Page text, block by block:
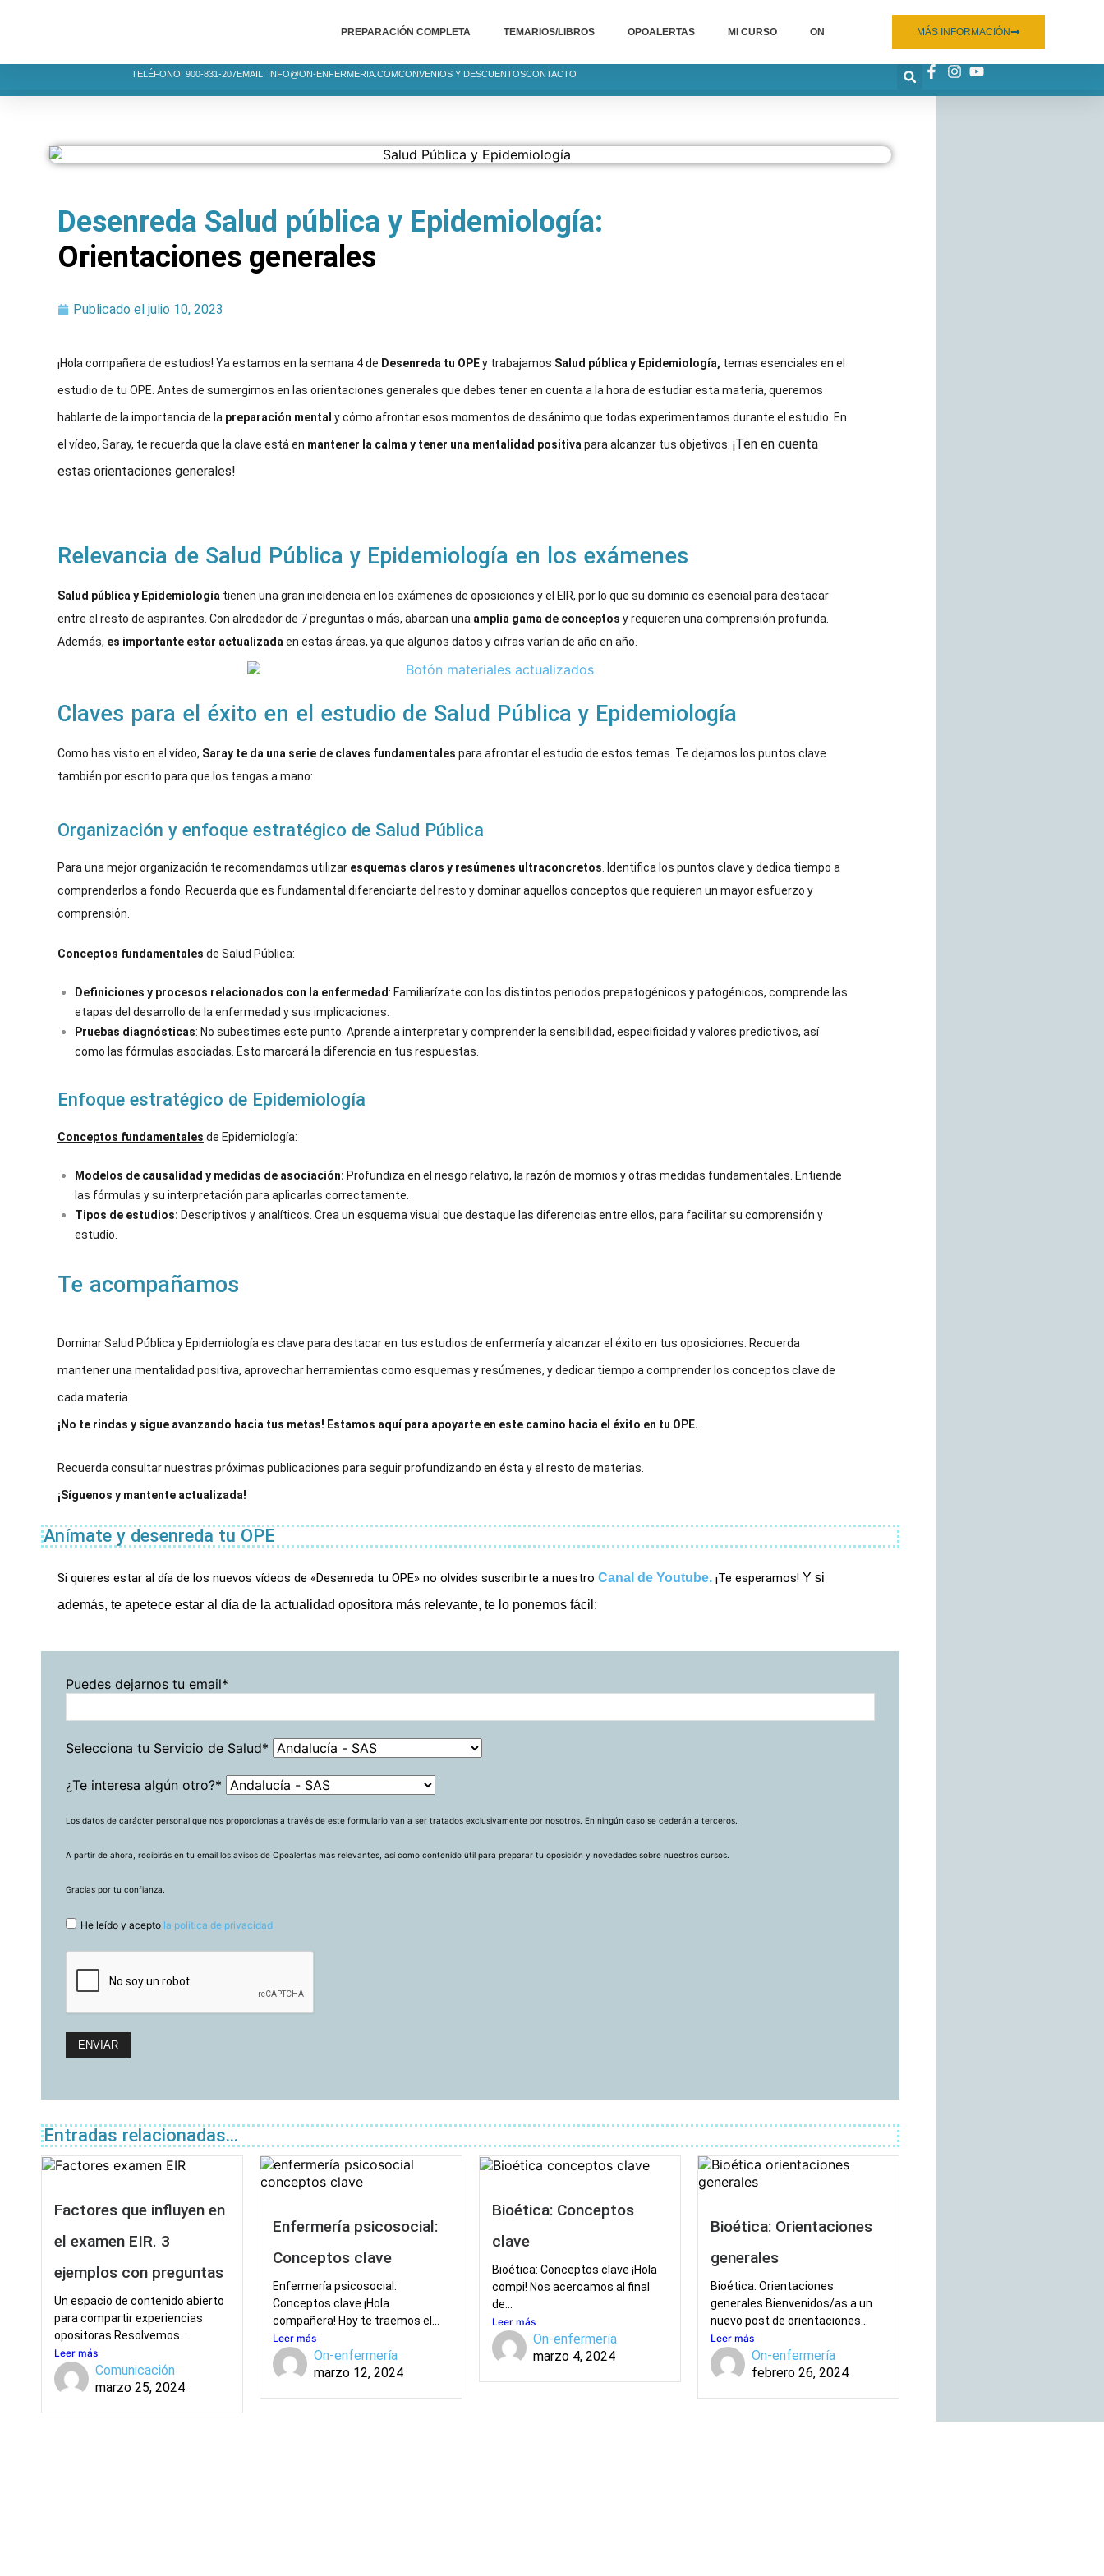
PREPARACIÓN COMPLETA TEMARIOS/LIBROS OPOALERTAS MI CURSO ON MÁS INFORMACIÓN
TELÉFONO: 900-831-207EMAIL: INFO@ON-ENFERMERIA.COMCONVENIOS Y DESCUENTOSCONTACTO
Desenreda Salud pública y Epidemiología:
Orientaciones generales
Publicado el julio 10, 2023
¡Hola compañera de estudios! Ya estamos en la semana 4 de Desenreda tu OPE y trabajamos Salud pública y Epidemiología, temas esenciales en el
estudio de tu OPE. Antes de sumergirnos en las orientaciones generales que debes tener en cuenta a la hora de estudiar esta materia, queremos
hablarte de la importancia de la preparación mental y cómo afrontar esos momentos de desánimo que todas experimentamos durante el estudio. En
el vídeo, Saray, te recuerda que la clave está en mantener la calma y tener una mentalidad positiva para alcanzar tus objetivos. ¡Ten en cuenta
estas orientaciones generales!
Relevancia de Salud Pública y Epidemiología en los exámenes
Salud pública y Epidemiología tienen una gran incidencia en los exámenes de oposiciones y el EIR, por lo que su dominio es esencial para destacar
entre el resto de aspirantes. Con alrededor de 7 preguntas o más, abarcan una amplia gama de conceptos y requieren una comprensión profunda.
Además, es importante estar actualizada en estas áreas, ya que algunos datos y cifras varían de año en año.
Claves para el éxito en el estudio de Salud Pública y Epidemiología
Como has visto en el vídeo, Saray te da una serie de claves fundamentales para afrontar el estudio de estos temas. Te dejamos los puntos clave
también por escrito para que los tengas a mano:
Organización y enfoque estratégico de Salud Pública
Para una mejor organización te recomendamos utilizar esquemas claros y resúmenes ultraconcretos . Identifica los puntos clave y dedica tiempo a
comprenderlos a fondo. Recuerda que es fundamental diferenciarte del resto y dominar aquellos conceptos que requieren un mayor esfuerzo y
comprensión.
Conceptos fundamentales de Salud Pública:
Definiciones y procesos relacionados con la enfermedad: Familiarízate con los distintos periodos prepatogénicos y patogénicos, comprende las
etapas del desarrollo de la enfermedad y sus implicaciones.
Pruebas diagnósticas: No subestimes este punto. Aprende a interpretar y comprender la sensibilidad, especificidad y valores predictivos, así
como las fórmulas asociadas. Esto marcará la diferencia en tus respuestas.
Enfoque estratégico de Epidemiología
Conceptos fundamentales de Epidemiología:
Modelos de causalidad y medidas de asociación: Profundiza en el riesgo relativo, la razón de momios y otras medidas fundamentales. Entiende
las fórmulas y su interpretación para aplicarlas correctamente.
Tipos de estudios: Descriptivos y analíticos. Crea un esquema visual que destaque las diferencias entre ellos, para facilitar su comprensión y
estudio.
Te acompañamos
Dominar Salud Pública y Epidemiología es clave para destacar en tus estudios de enfermería y alcanzar el éxito en tus oposiciones. Recuerda
mantener una mentalidad positiva, aprovechar herramientas como esquemas y resúmenes, y dedicar tiempo a comprender los conceptos clave de
cada materia.
¡No te rindas y sigue avanzando hacia tus metas! Estamos aquí para apoyarte en este camino hacia el éxito en tu OPE.
Recuerda consultar nuestras próximas publicaciones para seguir profundizando en ésta y el resto de materias.
¡Síguenos y mantente actualizada!
Anímate y desenreda tu OPE
Si quieres estar al día de los nuevos vídeos de «Desenreda tu OPE» no olvides suscribirte a nuestro Canal de Youtube. ¡Te esperamos! Y si
además, te apetece estar al día de la actualidad opositora más relevante, te lo ponemos fácil:
Puedes dejarnos tu email*
Selecciona tu Servicio de Salud*
¿Te interesa algún otro?*
Los datos de carácter personal que nos proporcionas a través de este formulario van a ser tratados exclusivamente por nosotros. En ningún caso se cederán a terceros.
A partir de ahora, recibirás en tu email los avisos de Opoalertas más relevantes, así como contenido útil para preparar tu oposición y novedades sobre nuestros cursos.
Gracias por tu confianza.
He leído y acepto la politica de privacidad
Entradas relacionadas...
Factores que influyen en
el examen EIR. 3
ejemplos con preguntas
Un espacio de contenido abierto
para compartir experiencias
opositoras Resolvemos...
Leer más
Comunicación
marzo 25, 2024
Enfermería psicosocial:
Conceptos clave
Enfermería psicosocial:
Conceptos clave ¡Hola
compañera! Hoy te traemos el...
Leer más
On-enfermería
marzo 12, 2024
Bioética: Conceptos
clave
Bioética: Conceptos clave ¡Hola
compi! Nos acercamos al final
de...
Leer más
On-enfermería
marzo 4, 2024
Bioética: Orientaciones
generales
Bioética: Orientaciones
generales Bienvenidos/as a un
nuevo post de orientaciones...
Leer más
On-enfermería
febrero 26, 2024